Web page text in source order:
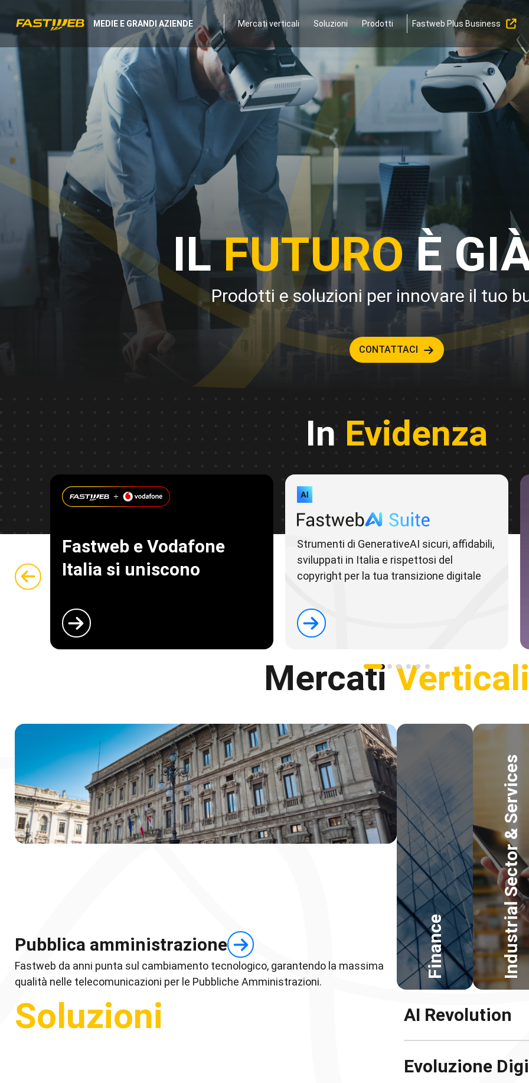
MEDIE E GRANDI AZIENDE Mercati verticali Soluzioni Prodotti Fastweb Plus Business
ILFUTUROÈ
Prodotti e soluzioni per innovare il tuo
CONTATTACI
In Evidenza
Fastweb e Vodafone
Italia si uniscono
Strumenti di GenerativeAI sicuri, affidabili,
sviluppati in Italia e rispettosi del
copyright per la tua transizione digitale
MercatiVerticali
Pubblica amministrazione
Fastweb da anni punta sul cambiamento tecnologico, garantendo la massima
qualità nelle telecomunicazioni per le Pubbliche Amministrazioni.
Finance Industrial Sector & Services
Soluzioni AI Revolution
Evoluzione